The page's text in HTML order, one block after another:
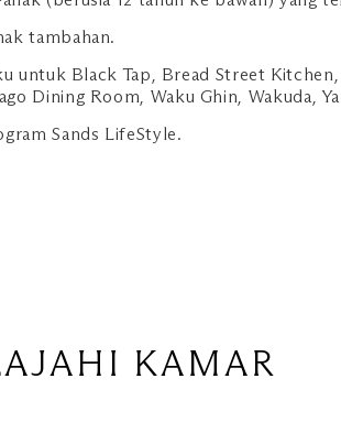
tambahan.
untuk Black Tap, Bread Street
Dining Room, Waku Ghin, Wakuda,
Sands LifeStyle.
KAMAR